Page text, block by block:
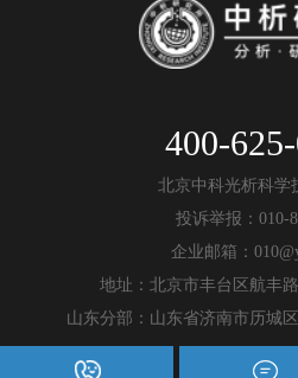
400-
北京中科光析科学
投诉举报：010-
企业邮箱：
地址：北京市丰台区航丰
山东分部：山东省济南市历城